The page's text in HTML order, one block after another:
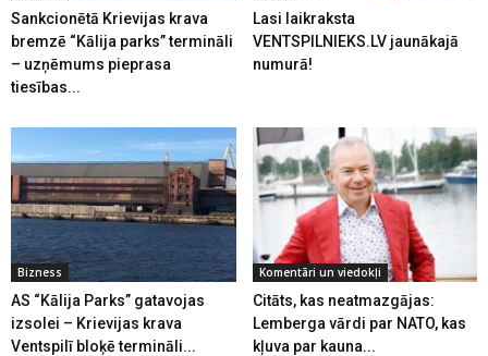
Sankcionētā Krievijas krava
bremzē “Kālija parks” termināli
– uzņēmums pieprasa
tiesības...
Lasi laikraksta
VENTSPILNIEKS.LV jaunākajā
numurā!
Bizness
AS “Kālija Parks” gatavojas
izsolei – Krievijas krava
Ventspilī bloķē termināli...
Komentāri un viedokļi
Citāts, kas neatmazgājas:
Lemberga vārdi par NATO, kas
kļuva par kauna...